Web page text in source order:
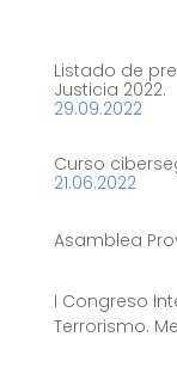
Listado de
Justicia 2022.
29.09.2022
Curso
21.06.2022
Asamblea
I Congreso
Terrorismo.